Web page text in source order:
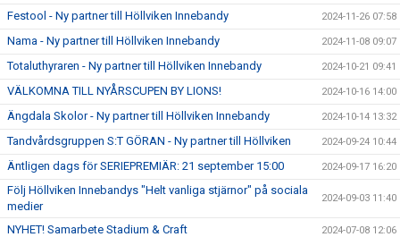
Festool - Ny partner till Höllviken Innebandy 2024-11-26 07:58
Nama - Ny partner till Höllviken Innebandy 2024-11-08 09:07
Totaluthyraren - Ny partner till Höllviken Innebandy 2024-10-21 09:41
VÄLKOMNA TILL NYÅRSCUPEN BY LIONS! 2024-10-16 14:00
Ängdala Skolor - Ny partner till Höllviken Innebandy 2024-10-14 13:32
Tandvårdsgruppen S:T GÖRAN - Ny partner till Höllviken 2024-09-24 10:44
Äntligen dags för SERIEPREMIÄR: 21 september 15:00 2024-09-17 16:20
Följ Höllviken Innebandys "Helt vanliga stjärnor" på sociala
medier
2024-09-03 11:40
NYHET! Samarbete Stadium & Craft 2024-07-08 12:06